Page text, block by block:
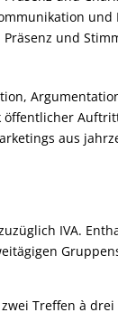
und
aus
IVA.
Treffen à